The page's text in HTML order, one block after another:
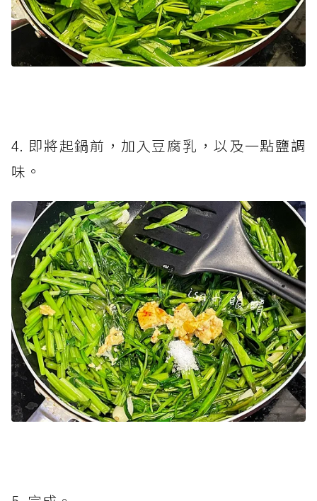
4. 即將起鍋前，加入豆腐乳，以及一點鹽調
味。